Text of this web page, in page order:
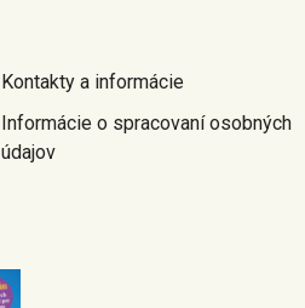
Kontakty a informácie
Informácie o spracovaní osobných
údajov